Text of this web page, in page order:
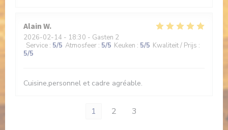
Alain W
2026-02-14 - 18:30 - Gasten 2
Service : 5/5 Atmosfeer : 5/5 Keuken : 5/5 Kwaliteit / Prijs :
5/5
Cuisine,personnel et cadre agréable.
1 2 3